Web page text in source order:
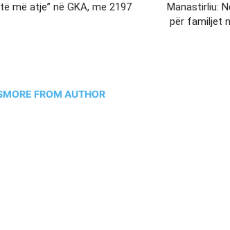
më atje” në GKA, me 2197
Manastirliu:
për familjet
MORE FROM AUTHOR